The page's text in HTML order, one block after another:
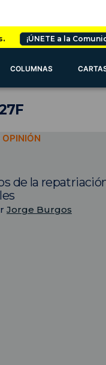
¡ÚNETE a la
COLUMNAS
de la
Jorge Burgos